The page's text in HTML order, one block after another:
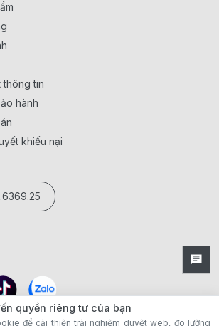
thông tin
hành
khiếu nại
quyền riêng tư của bạn
để cải thiện trải nghiệm duyệt web, đo lường